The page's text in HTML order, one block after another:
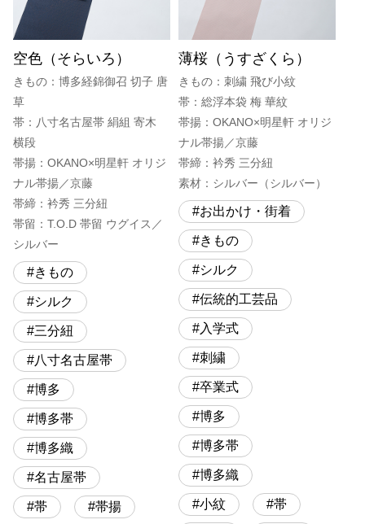
空色（そらいろ）
きもの：博多経錦御召 切子 唐
草
帯：八寸名古屋帯 絹組 寄木
横段
帯揚：OKANO×明星軒 オリジ
ナル帯揚／京藤
帯締：衿秀 三分紐
帯留：T.O.D 帯留 ウグイス／
シルバー
きもの
シルク
三分紐
八寸名古屋帯
博多
博多帯
博多織
名古屋帯
帯 帯揚
薄桜（うすざくら）
きもの：刺繍 飛び小紋
帯：総浮本袋 梅 華紋
帯揚：OKANO×明星軒 オリジ
ナル帯揚／京藤
帯締：衿秀 三分紐
素材：シルバー（シルバー）
お出かけ・街着
きもの
シルク
伝統的工芸品
入学式
刺繍
卒業式
博多
博多帯
博多織
小紋 帯